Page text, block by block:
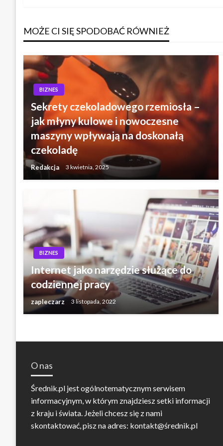
MOŻE CI SIĘ SPODOBAĆ RÓWNIEŻ
BIZNES
Sekrety czekoladowego rzemiosła –
jak młyny kulowe i nowoczesne
maszyny wpływają na doskonałą
czekoladę
Redakcja 3 kwietnia, 2025
BIZNES
Internet jako narzędzie służące do
codziennej pracy
zapleczarz 3 listopada, 2022
O nas
Średnik.pl jest ogólnotematycznym serwisem
informacyjnym, w którym znajdziesz setki informacji
z kraju i świata. Jeżeli chcesz się z nami
skontaktować, pisz na adres: kontakt@średnik.pl